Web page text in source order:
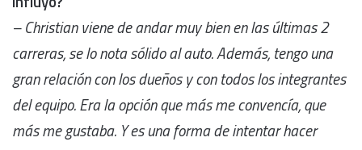
– Christian viene de andar muy bien en las últimas 2
carreras, se lo nota sólido al auto. Además, tengo una
gran relación con los dueños y con todos los integrantes
del equipo. Era la opción que más me convencía, que
más me gustaba. Y es una forma de intentar hacer